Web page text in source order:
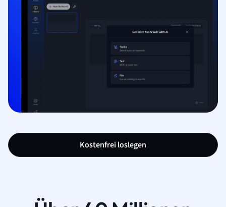
Kostenfrei loslegen